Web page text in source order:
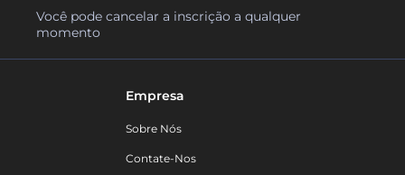
Você pode cancelar a inscrição a qualquer
momento
Empresa
Sobre Nós
Contate-Nos